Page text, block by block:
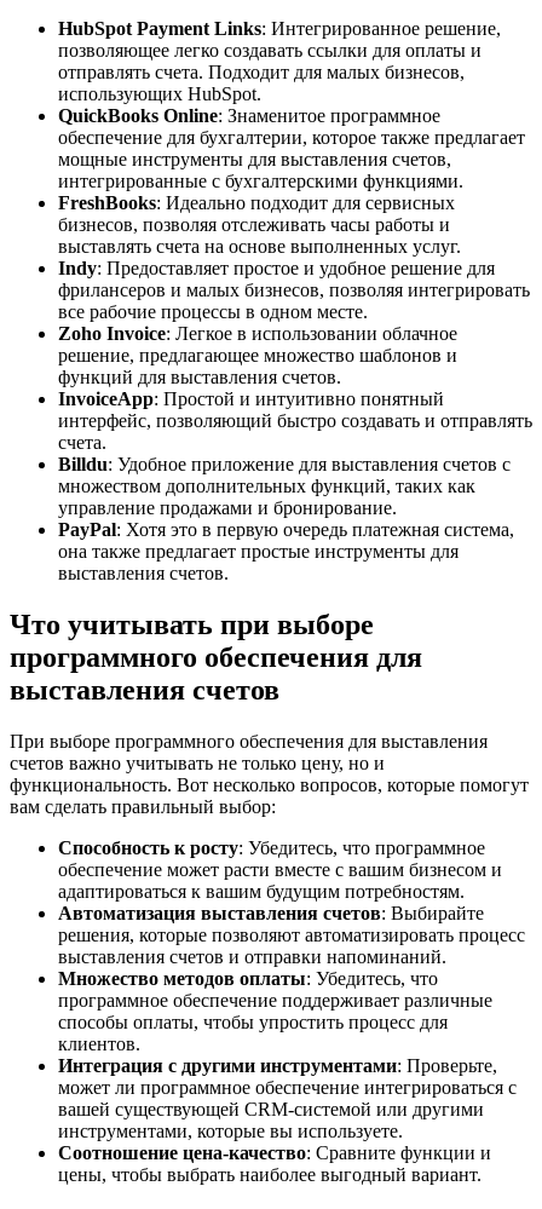
HubSpot Payment Links: Интегрированное решение,
позволяющее легко создавать ссылки для оплаты и
отправлять счета. Подходит для малых бизнесов,
использующих HubSpot.
QuickBooks Online: Знаменитое программное
обеспечение для бухгалтерии, которое также предлагает
мощные инструменты для выставления счетов,
интегрированные с бухгалтерскими функциями.
FreshBooks: Идеально подходит для сервисных
бизнесов, позволяя отслеживать часы работы и
выставлять счета на основе выполненных услуг.
Indy: Предоставляет простое и удобное решение для
фрилансеров и малых бизнесов, позволяя интегрировать
все рабочие процессы в одном месте.
Zoho Invoice: Легкое в использовании облачное
решение, предлагающее множество шаблонов и
функций для выставления счетов.
InvoiceApp: Простой и интуитивно понятный
интерфейс, позволяющий быстро создавать и отправлять
счета.
Billdu: Удобное приложение для выставления счетов с
множеством дополнительных функций, таких как
управление продажами и бронирование.
PayPal: Хотя это в первую очередь платежная система,
она также предлагает простые инструменты для
выставления счетов.
Что учитывать при выборе
программного обеспечения для
выставления счетов
При выборе программного обеспечения для выставления
счетов важно учитывать не только цену, но и
функциональность. Вот несколько вопросов, которые помогут
вам сделать правильный выбор:
Способность к росту: Убедитесь, что программное
обеспечение может расти вместе с вашим бизнесом и
адаптироваться к вашим будущим потребностям.
Автоматизация выставления счетов: Выбирайте
решения, которые позволяют автоматизировать процесс
выставления счетов и отправки напоминаний.
Множество методов оплаты: Убедитесь, что
программное обеспечение поддерживает различные
способы оплаты, чтобы упростить процесс для
клиентов.
Интеграция с другими инструментами: Проверьте,
может ли программное обеспечение интегрироваться с
вашей существующей CRM-системой или другими
инструментами, которые вы используете.
Соотношение цена-качество: Сравните функции и
цены, чтобы выбрать наиболее выгодный вариант.